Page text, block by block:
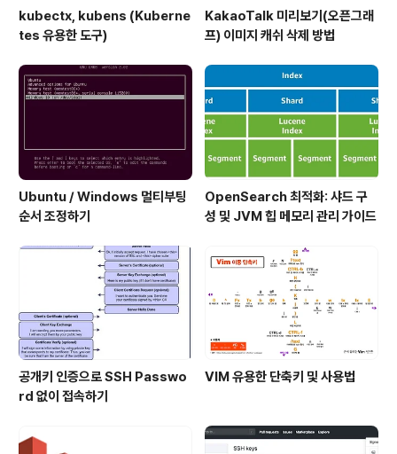
kubectx, kubens (Kuberne
tes 유용한 도구)
KakaoTalk 미리보기(오픈그래
프) 이미지 캐쉬 삭제 방법
Ubuntu / Windows 멀티부팅
순서 조정하기
OpenSearch 최적화: 샤드 구
성 및 JVM 힙 메모리 관리 가이드
공개키 인증으로 SSH Passwo
rd 없이 접속하기
VIM 유용한 단축키 및 사용법